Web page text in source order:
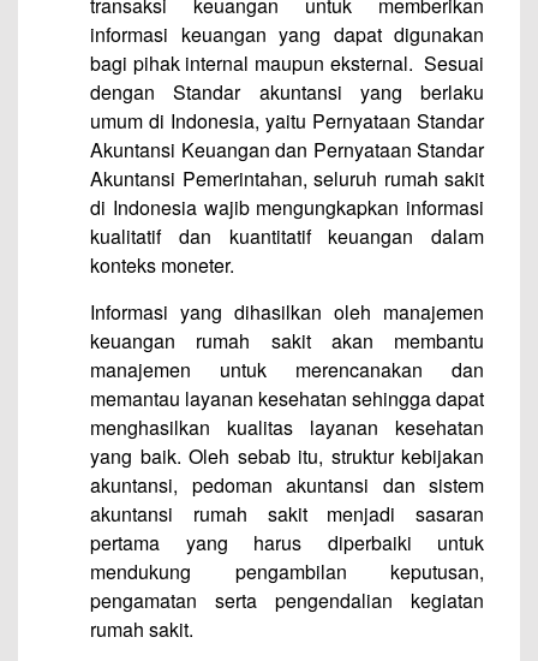
informasi keuangan yang dapat digunakan
bagi pihak internal maupun eksternal. Sesuai
dengan Standar akuntansi yang berlaku
umum di Indonesia, yaitu Pernyataan Standar
Akuntansi Keuangan dan Pernyataan Standar
Akuntansi Pemerintahan, seluruh rumah sakit
di Indonesia wajib mengungkapkan informasi
kualitatif dan kuantitatif keuangan dalam
konteks moneter.
Informasi yang dihasilkan oleh manajemen
keuangan rumah sakit akan membantu
manajemen untuk merencanakan dan
memantau layanan kesehatan sehingga dapat
menghasilkan kualitas layanan kesehatan
yang baik. Oleh sebab itu, struktur kebijakan
akuntansi, pedoman akuntansi dan sistem
akuntansi rumah sakit menjadi sasaran
pertama yang harus diperbaiki untuk
mendukung pengambilan keputusan,
pengamatan serta pengendalian kegiatan
rumah sakit.